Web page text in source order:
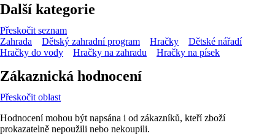
Další kategorie
Přeskočit seznam
Zahrada
Dětský zahradní program Hračky
Dětské nářadí
Hračky do vody
Hračky na zahradu Hračky na písek
Zákaznická hodnocení
Přeskočit oblast
Hodnocení mohou být napsána i od zákazníků, kteří zboží
prokazatelně nepoužili nebo nekoupili.